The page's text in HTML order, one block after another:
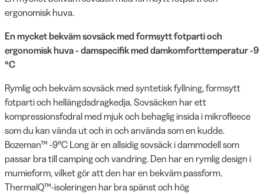
ergonomisk huva.
En mycket bekväm sovsäck med formsytt fotparti och
ergonomisk huva - damspecifik med damkomforttemperatur -9
°C
Rymlig och bekväm sovsäck med syntetisk fyllning, formsytt
fotparti och hellängdsdragkedja. Sovsäcken har ett
kompressionsfodral med mjuk och behaglig insida i mikrofleece
som du kan vända ut och in och använda som en kudde.
Bozeman™ -9°C Long är en allsidig sovsäck i dammodell som
passar bra till camping och vandring. Den har en rymlig design i
mumieform, vilket gör att den har en bekväm passform.
ThermalQ™-isoleringen har bra spänst och hög